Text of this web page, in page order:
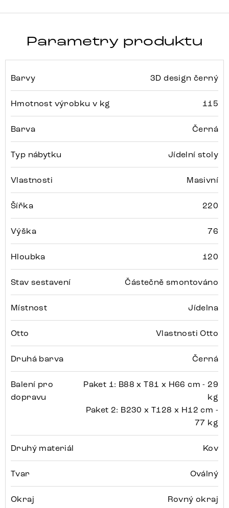
Parametry produktu
Barvy 3D design černý
Hmotnost výrobku v kg 115
Barva Černá
Typ nábytku Jídelní stoly
Vlastnosti Masivní
Šířka 220
Výška 76
Hloubka 120
Stav sestavení Částečně smontováno
Místnost Jídelna
Otto Vlastnosti Otto
Druhá barva Černá
Balení pro
dopravu
Paket 1: B88 x T81 x H66 cm - 29
kg
Paket 2: B230 x T128 x H12 cm -
77 kg
Druhý materiál Kov
Tvar Oválný
Okraj Rovný okraj